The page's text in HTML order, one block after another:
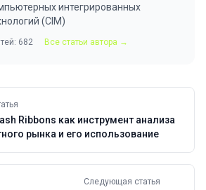
интегрированных
(CIM)
682 Все статьи автора →
Ribbons как инструмент анализа
рынка и его использование
Следующая статья